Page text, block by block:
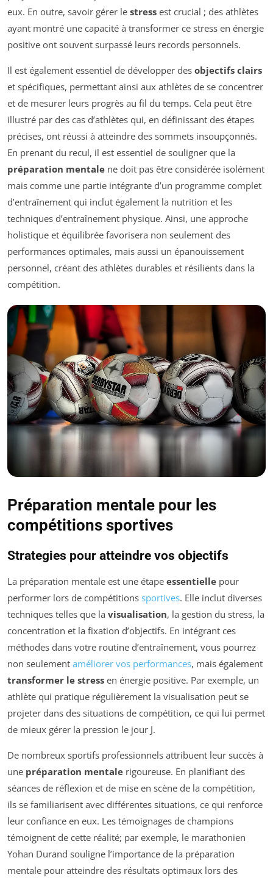
eux. En outre, savoir gérer le stress est crucial ; des athlètes
ayant montré une capacité à transformer ce stress en énergie
positive ont souvent surpassé leurs records personnels.
Il est également essentiel de développer des objectifs clairs
et spécifiques, permettant ainsi aux athlètes de se concentrer
et de mesurer leurs progrès au fil du temps. Cela peut être
illustré par des cas d’athlètes qui, en définissant des étapes
précises, ont réussi à atteindre des sommets insoupçonnés.
En prenant du recul, il est essentiel de souligner que la
préparation mentale ne doit pas être considérée isolément
mais comme une partie intégrante d’un programme complet
d’entraînement qui inclut également la nutrition et les
techniques d’entraînement physique. Ainsi, une approche
holistique et équilibrée favorisera non seulement des
performances optimales, mais aussi un épanouissement
personnel, créant des athlètes durables et résilients dans la
compétition.
Préparation mentale pour les
compétitions sportives
Strategies pour atteindre vos objectifs
La préparation mentale est une étape essentielle pour
performer lors de compétitions sportives. Elle inclut diverses
techniques telles que la visualisation, la gestion du stress, la
concentration et la fixation d’objectifs. En intégrant ces
méthodes dans votre routine d’entraînement, vous pourrez
non seulement améliorer vos performances, mais également
transformer le stress en énergie positive. Par exemple, un
athlète qui pratique régulièrement la visualisation peut se
projeter dans des situations de compétition, ce qui lui permet
de mieux gérer la pression le jour J.
De nombreux sportifs professionnels attribuent leur succès à
une préparation mentale rigoureuse. En planifiant des
séances de réflexion et de mise en scène de la compétition,
ils se familiarisent avec différentes situations, ce qui renforce
leur confiance en eux. Les témoignages de champions
témoignent de cette réalité; par exemple, le marathonien
Yohan Durand souligne l’importance de la préparation
mentale pour atteindre des résultats optimaux lors des